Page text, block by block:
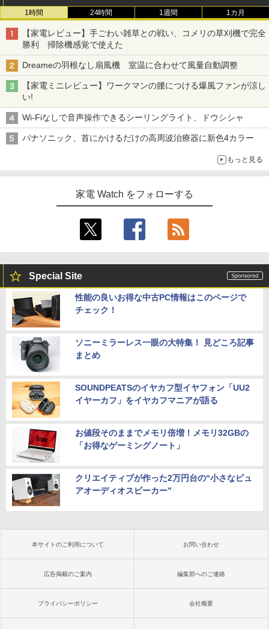
1時間 24時間 1週間 1カ月
【家電レビュー】手ごわい雑草との戦い、コメリの草刈機で完全
勝利 掃除機感覚で使えた
Dreameの羽根なし扇風機 室温に合わせて風量自動調整
【家電ミニレビュー】ワークマンの腰につける爆風ファンが涼し
い!
Wi-Fiなしで音声操作できるシーリングライト、ドウシシャ
パナソニック、首にかけるだけの高周波治療器に新色4カラー
もっと見る
家電 Watch をフォローする
Special Site
性能の良いお得な中古PC情報はこのページで
チェック！
ソニーミラーレス一眼の大特集！ 見どころ記事
まとめ
SOUNDPEATSのイヤカフ型イヤフォン「UU2
イヤーカフ」をイヤカフマニアが語る
お値段そのままでメモリ倍増！メモリ32GBの
「お得なゲーミングノート」
クリエイティブが作った2万円台の“小さなピュ
アオーディオスピーカー”
本サイトのご利用について お問い合わせ
広告掲載のご案内 編集部へのご連絡
プライバシーポリシー 会社概要